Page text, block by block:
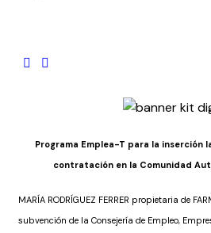
Programa Emplea-T para la inserción
contratación en la Comunidad
MARÍA RODRÍGUEZ FERRER propietaria de
subvención de la Consejería de Empleo,